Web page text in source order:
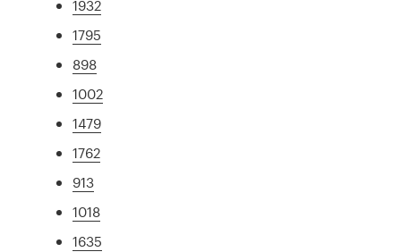
1932
1795
898
1002
1479
1762
913
1018
1635